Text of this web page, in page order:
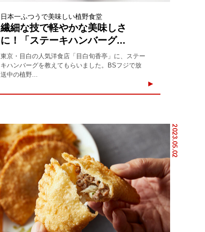
日本一ふつうで美味しい植野食堂
繊細な技で軽やかな美味しさ
に！「ステーキハンバーグ...
東京・目白の人気洋食店「目白旬香亭」に、ステー
キハンバーグを教えてもらいました。BSフジで放
送中の植野...
2023.05.02